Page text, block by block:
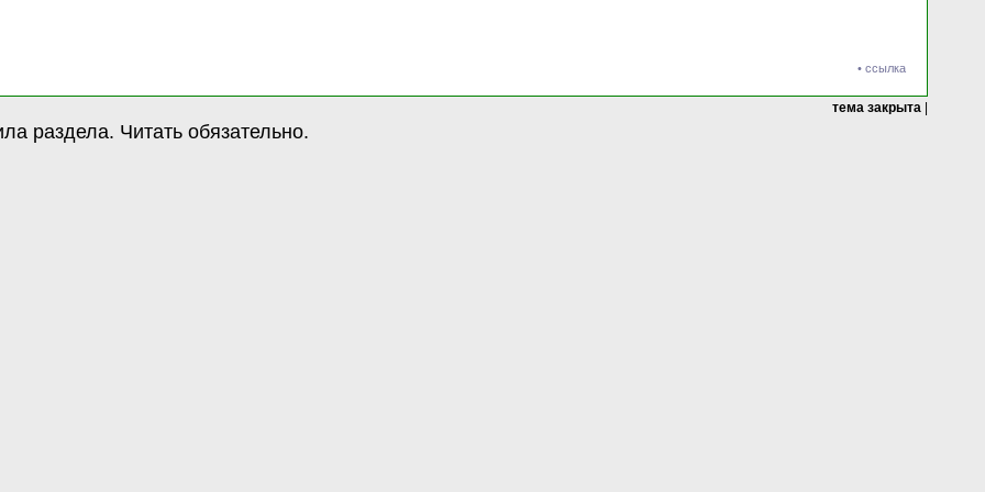
• ссылка
тема закрыта
раздела. Читать обязательно.